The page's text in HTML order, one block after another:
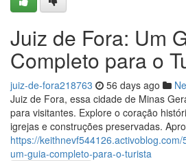
Juiz de Fora: Um
Completo para o
juiz-de-fora218763 56 days ago
Juiz de Fora, essa cidade de Minas
para visitantes. Explore o coração
igrejas e construções preservadas.
https://
um-guia-completo-para-o-turista